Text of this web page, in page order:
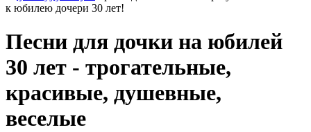
к юбилею дочери 30 лет!
Песни для дочки на юбилей
30 лет - трогательные,
красивые, душевные,
веселые